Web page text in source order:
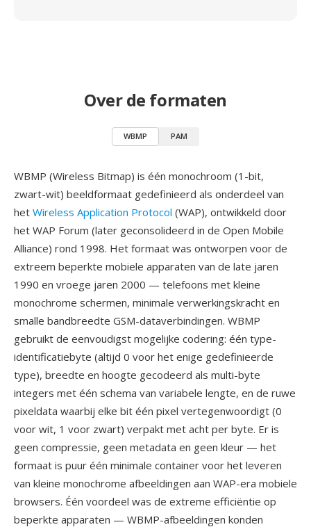
Over de formaten
WBMP PAM
WBMP (Wireless Bitmap) is één monochroom (1-bit,
zwart-wit) beeldformaat gedefinieerd als onderdeel van
het Wireless Application Protocol (WAP), ontwikkeld door
het WAP Forum (later geconsolideerd in de Open Mobile
Alliance) rond 1998. Het formaat was ontworpen voor de
extreem beperkte mobiele apparaten van de late jaren
1990 en vroege jaren 2000 — telefoons met kleine
monochrome schermen, minimale verwerkingskracht en
smalle bandbreedte GSM-dataverbindingen. WBMP
gebruikt de eenvoudigst mogelijke codering: één type-
identificatiebyte (altijd 0 voor het enige gedefinieerde
type), breedte en hoogte gecodeerd als multi-byte
integers met één schema van variabele lengte, en de ruwe
pixeldata waarbij elke bit één pixel vertegenwoordigt (0
voor wit, 1 voor zwart) verpakt met acht per byte. Er is
geen compressie, geen metadata en geen kleur — het
formaat is puur één minimale container voor het leveren
van kleine monochrome afbeeldingen aan WAP-era mobiele
browsers. Één voordeel was de extreme efficiëntie op
beperkte apparaten — WBMP-afbeeldingen konden